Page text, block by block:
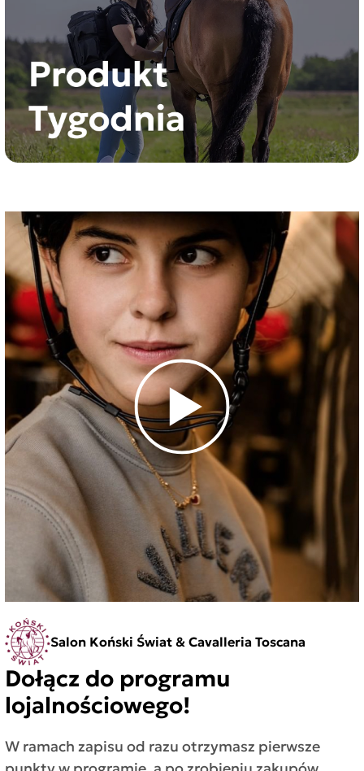
Salon Koński Świat & Cavalleria Toscana
Dołącz do programu
lojalnościowego!
W ramach zapisu od razu otrzymasz pierwsze